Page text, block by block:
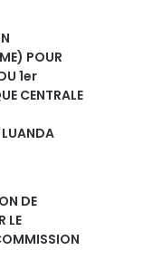
POUR
1er
CENTRALE
LUANDA
DE
LE